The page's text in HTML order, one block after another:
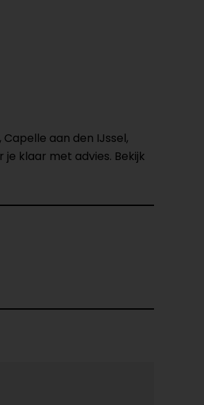
Capelle aan den IJssel,
klaar met advies. Bekijk